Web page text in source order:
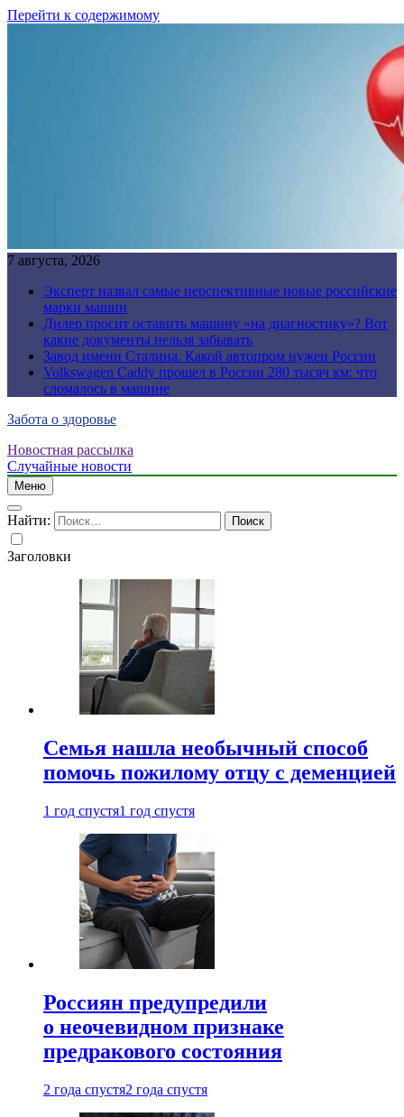
Перейти к содержимому
7 августа, 2026
Эксперт назвал самые перспективные новые российские
марки машин
Дилер просит оставить машину «на диагностику»? Вот
какие документы нельзя забывать
Завод имени Сталина. Какой автопром нужен России
Volkswagen Caddy прошел в России 280 тысяч км: что
сломалось в машине
Забота о здоровье
Новостная рассылка
Случайные новости
Меню
Найти:
Заголовки
Семья нашла необычный способ
помочь пожилому отцу с деменцией
1 год спустя1 год спустя
Россиян предупредили
о неочевидном признаке
предракового состояния
2 года спустя2 года спустя